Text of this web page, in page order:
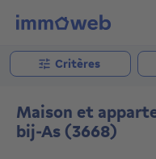
Critères
Maison et
bij-As (3668)